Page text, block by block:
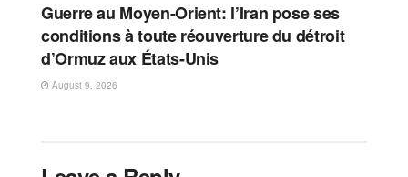
Guerre au Moyen-Orient: l’Iran pose ses
conditions à toute réouverture du détroit
d’Ormuz aux États-Unis
August 9, 2026